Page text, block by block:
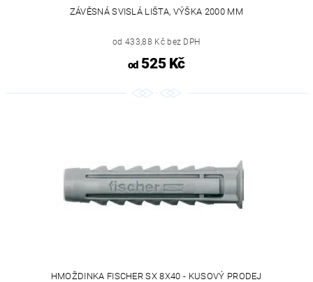
ZÁVĚSNÁ SVISLÁ LIŠTA, VÝŠKA 2000 MM
od 433,88 Kč bez DPH
od525 Kč
HMOŽDINKA FISCHER SX 8X40 - KUSOVÝ PRODEJ